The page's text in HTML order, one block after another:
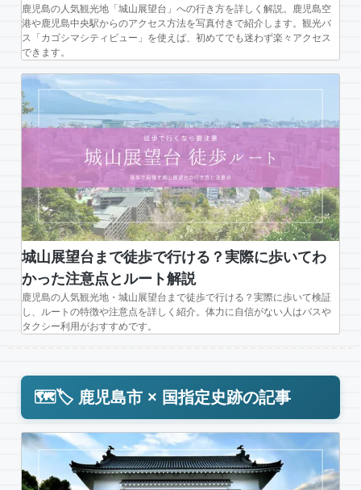
鹿児島の人気観光地「城山展望台」への行き方を詳しく解説。鹿児島空
港や鹿児島中央駅からのアクセス方法を写真付きで紹介します。観光バ
ス「カゴシマシティビュー」を使えば、初めてでも迷わず楽々アクセス
できます。
城山展望台まで徒歩で行ける？実際に歩いてわ
かった注意点とルート解説
鹿児島の人気観光地・城山展望台まで徒歩で行ける？実際に歩いて検証
し、ルートの特徴や注意点を詳しく紹介。体力に自信がない人はバスや
タクシー利用がおすすめです。
🗺️🏷️ 鹿児島市 × 国指定史跡の記事